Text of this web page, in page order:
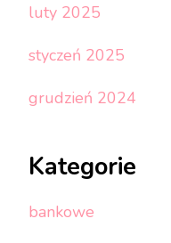
luty 2025
styczeń 2025
grudzień 2024
Kategorie
bankowe